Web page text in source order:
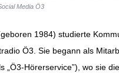
Media Ö3
1984) studierte
Ö3. Sie begann als
„Ö3-Hörerservice”), wo sie